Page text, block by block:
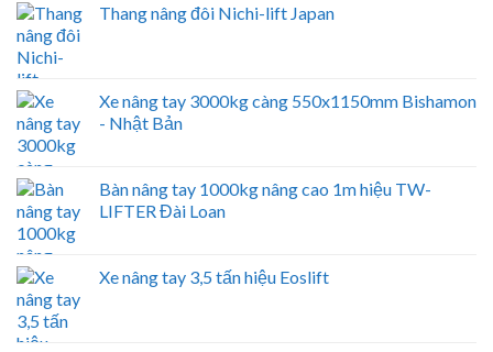
Thang nâng đôi Nichi-lift Japan
Xe nâng tay 3000kg càng 550x1150mm Bishamon
- Nhật Bản
Bàn nâng tay 1000kg nâng cao 1m hiệu TW-
LIFTER Đài Loan
Xe nâng tay 3,5 tấn hiệu Eoslift